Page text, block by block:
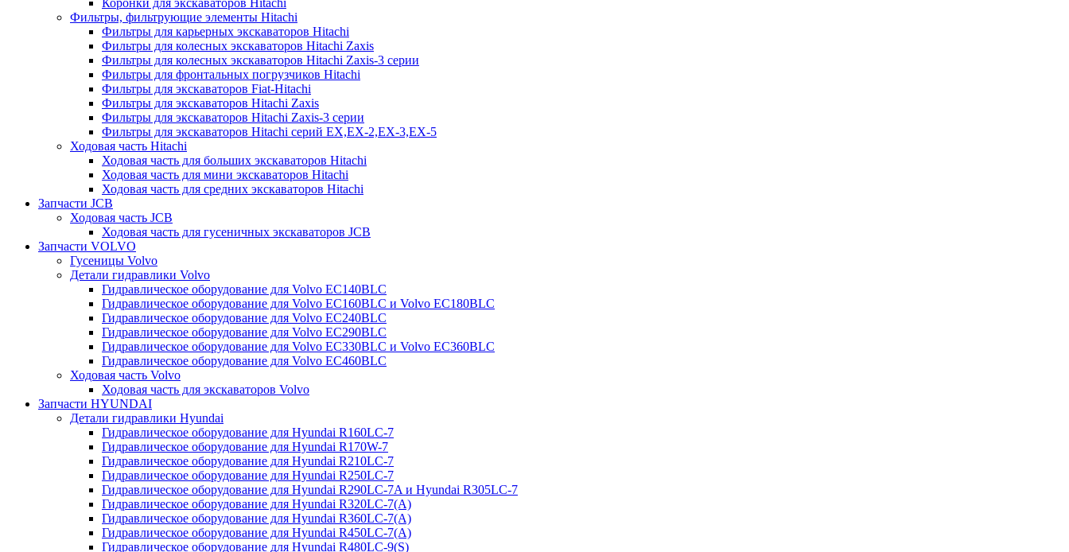
Коронки для экскаваторов Hitachi
Фильтры, фильтрующие элементы Hitachi
Фильтры для карьерных экскаваторов Hitachi
Фильтры для колесных экскаваторов Hitachi Zaxis
Фильтры для колесных экскаваторов Hitachi Zaxis-3 серии
Фильтры для фронтальных погрузчиков Hitachi
Фильтры для экскаваторов Fiat-Hitachi
Фильтры для экскаваторов Hitachi Zaxis
Фильтры для экскаваторов Hitachi Zaxis-3 серии
Фильтры для экскаваторов Hitachi серий EX,EX-2,EX-3,EX-5
Ходовая часть Hitachi
Ходовая часть для больших экскаваторов Hitachi
Ходовая часть для мини экскаваторов Hitachi
Ходовая часть для средних экскаваторов Hitachi
Запчасти JCB
Ходовая часть JCB
Ходовая часть для гусеничных экскаваторов JCB
Запчасти VOLVO
Гусеницы Volvo
Детали гидравлики Volvo
Гидравлическое оборудование для Volvo EC140BLC
Гидравлическое оборудование для Volvo EC160BLC и Volvo EC180BLC
Гидравлическое оборудование для Volvo EC240BLC
Гидравлическое оборудование для Volvo EC290BLC
Гидравлическое оборудование для Volvo EC330BLC и Volvo EC360BLC
Гидравлическое оборудование для Volvo EC460BLC
Ходовая часть Volvo
Ходовая часть для экскаваторов Volvo
Запчасти HYUNDAI
Детали гидравлики Hyundai
Гидравлическое оборудование для Hyundai R160LC-7
Гидравлическое оборудование для Hyundai R170W-7
Гидравлическое оборудование для Hyundai R210LC-7
Гидравлическое оборудование для Hyundai R250LC-7
Гидравлическое оборудование для Hyundai R290LC-7A и Hyundai R305LC-7
Гидравлическое оборудование для Hyundai R320LC-7(A)
Гидравлическое оборудование для Hyundai R360LC-7(A)
Гидравлическое оборудование для Hyundai R450LC-7(A)
Гидравлическое оборудование для Hyundai R480LC-9(S)